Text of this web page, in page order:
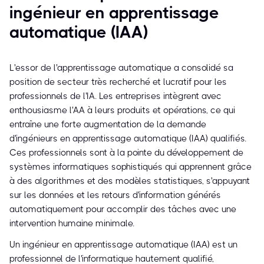
ingénieur en apprentissage
automatique (IAA)
L'essor de l'apprentissage automatique a consolidé sa
position de secteur très recherché et lucratif pour les
professionnels de l'IA. Les entreprises intègrent avec
enthousiasme l'AA à leurs produits et opérations, ce qui
entraîne une forte augmentation de la demande
d'ingénieurs en apprentissage automatique (IAA) qualifiés.
Ces professionnels sont à la pointe du développement de
systèmes informatiques sophistiqués qui apprennent grâce
à des algorithmes et des modèles statistiques, s'appuyant
sur les données et les retours d'information générés
automatiquement pour accomplir des tâches avec une
intervention humaine minimale.
Un ingénieur en apprentissage automatique (IAA) est un
professionnel de l'informatique hautement qualifié,